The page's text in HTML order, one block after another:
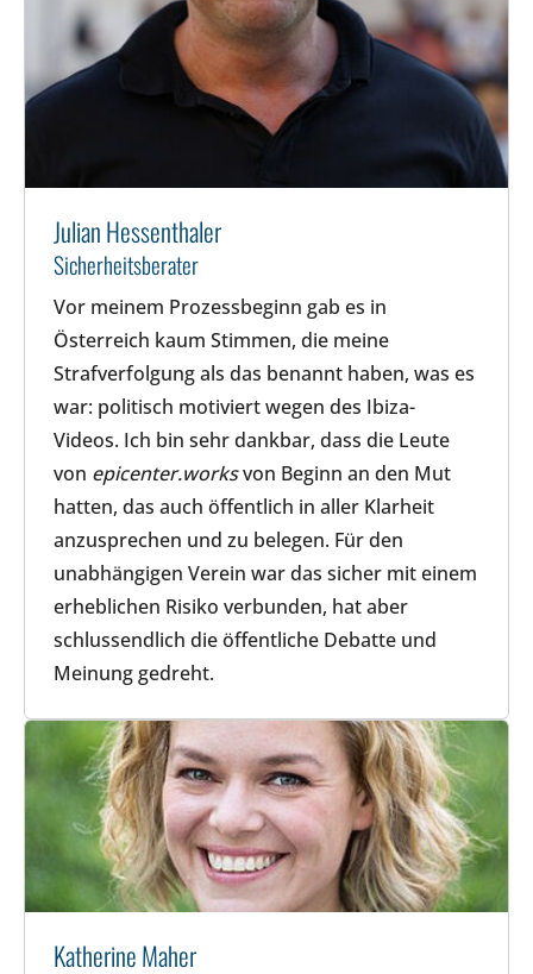
Julian Hessenthaler
Sicherheitsberater
Vor meinem Prozessbeginn gab es in
Österreich kaum Stimmen, die meine
Strafverfolgung als das benannt haben, was es
war: politisch motiviert wegen des Ibiza-
Videos. Ich bin sehr dankbar, dass die Leute
von epicenter.worksvon Beginn an den Mut
hatten, das auch öffentlich in aller Klarheit
anzusprechen und zu belegen. Für den
unabhängigen Verein war das sicher mit einem
erheblichen Risiko verbunden, hat aber
schlussendlich die öffentliche Debatte und
Meinung gedreht.
Katherine Maher